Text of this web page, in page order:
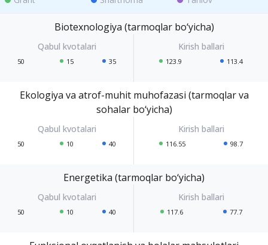
Biotexnologiya (tarmoqlar bo‘yicha)
50 15 35 123.9 113.4
Ekologiya va atrof-muhit muhofazasi (tarmoqlar va
sohalar bo‘yicha)
50 10 40 116.55 98.7
Energetika (tarmoqlar bo‘yicha)
50 10 40 117.6 77.7